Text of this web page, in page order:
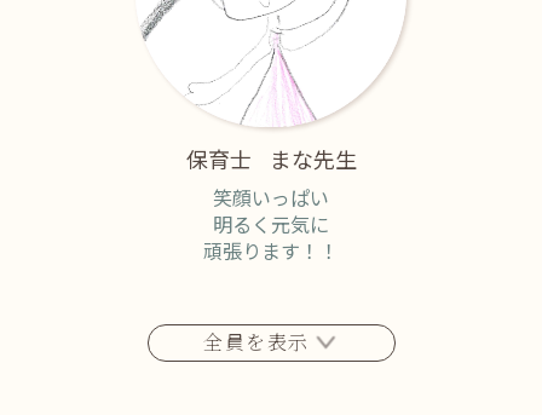
保育士 まな先生
笑顔いっぱい
明るく元気に
頑張ります！！
全員を表示